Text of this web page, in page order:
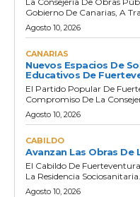
Gobierno De Canarias, A
Agosto 10, 2026
CANARIAS
Nuevos Espacios De
Educativos De
El Partido Popular De
Compromiso De La
Agosto 10, 2026
CABILDO
Avanzan Las Obras De
El Cabildo De
La Residencia Sociosanitaria...
Agosto 10, 2026